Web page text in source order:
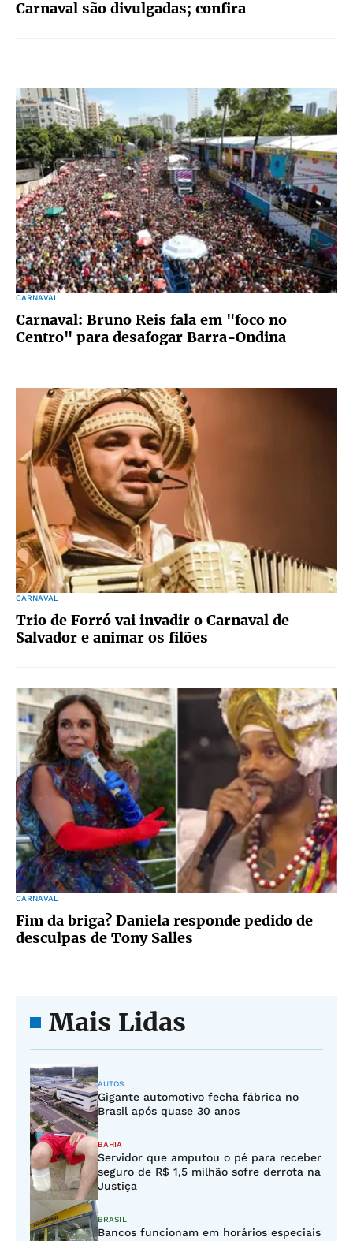
Carnaval são divulgadas; confira
CARNAVAL
Carnaval: Bruno Reis fala em "foco no
Centro" para desafogar Barra-Ondina
CARNAVAL
Trio de Forró vai invadir o Carnaval de
Salvador e animar os filões
CARNAVAL
Fim da briga? Daniela responde pedido de
desculpas de Tony Salles
Mais Lidas
AUTOS
Gigante automotivo fecha fábrica no
Brasil após quase 30 anos
BAHIA
Servidor que amputou o pé para receber
seguro de R$ 1,5 milhão sofre derrota na
Justiça
BRASIL
Bancos funcionam em horários especiais